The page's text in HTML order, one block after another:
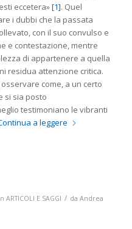
eccetera»[1]. Quel
i dubbi che la passata
con il suo convulso e
e contestazione, mentre
di appartenere a quella
residua attenzione critica.
come, a un certo
si sia posto
testimoniano le vibranti
a leggere
ARTICOLI E SAGGI / da Andrea